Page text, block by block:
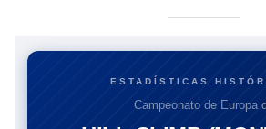
ESTADÍSTICAS
Campeonato de Europa